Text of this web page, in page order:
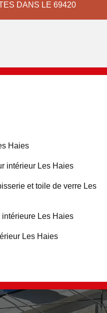
DANS LE 69420
Haies
intérieur Les Haies
et toile de verre Les
intérieure Les Haies
Les Haies